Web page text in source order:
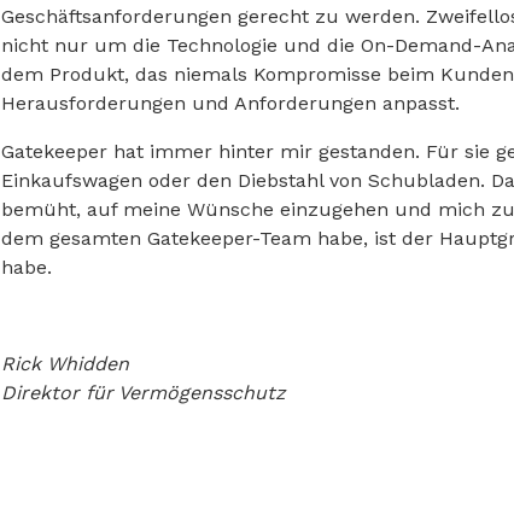
Geschäftsanforderungen gerecht zu werden.
nicht nur um die Technologie und die On-Demand-
dem Produkt, das niemals Kompromisse beim
Herausforderungen und Anforderungen anpasst.
Gatekeeper hat immer hinter mir gestanden. Für sie
Einkaufswagen oder den Diebstahl von Schubladen.
bemüht, auf meine Wünsche einzugehen und mich
dem gesamten Gatekeeper-Team habe, ist der
habe.
Rick Whidden
Direktor für Vermögensschutz